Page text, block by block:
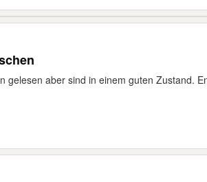
gelesen aber sind in einem guten Zustand.